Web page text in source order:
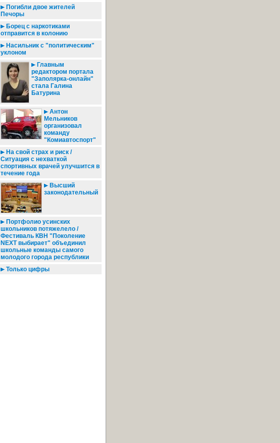
Погибли двое жителей
Печоры
Борец с наркотиками
отправится в колонию
Насильник с "политическим"
уклоном
Главным
редактором портала
"Заполярка-онлайн"
стала Галина
Батурина
Антон
Мельников
организовал
команду
"Комиавтоспорт"
На свой страх и риск /
Ситуация с нехваткой
спортивных врачей улучшится в
течение года
Высший
законодательный
Портфолио усинских
школьников потяжелело /
Фестиваль КВН "Поколение
NEXT выбирает" объединил
школьные команды самого
молодого города республики
Только цифры